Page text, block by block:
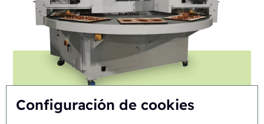
Configuración de cookies